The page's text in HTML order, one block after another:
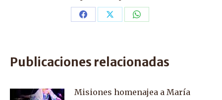
Share Share Share
Publicaciones relacionadas
Misiones homenajea a María